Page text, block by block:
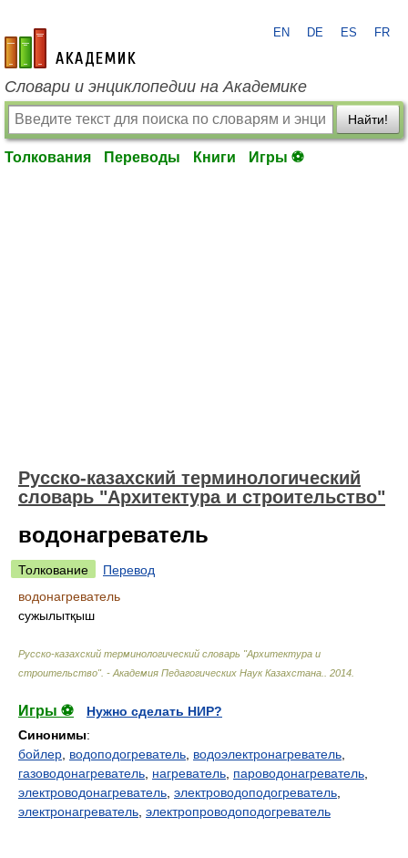
academic.ru
EN DE ES FR
Словари и энциклопедии на Академике
Найти!
Толкования Переводы Книги Игры ⚽
Русско-казахский терминологический
словарь "Архитектура и строительство"
водонагреватель
Толкование
Перевод
водонагреватель
сужылытқыш
Русско-казахский терминологический словарь "Архитектура и
строительство". - Академия Педагогических Наук Казахстана.
2014
Игры ⚽
Нужно сделать НИР?
Синонимы:
бойлер водоподогреватель водоэлектронагреватель
газоводонагреватель нагреватель пароводонагреватель
электроводонагреватель электроводоподогреватель
электронагреватель электропроводоподогреватель